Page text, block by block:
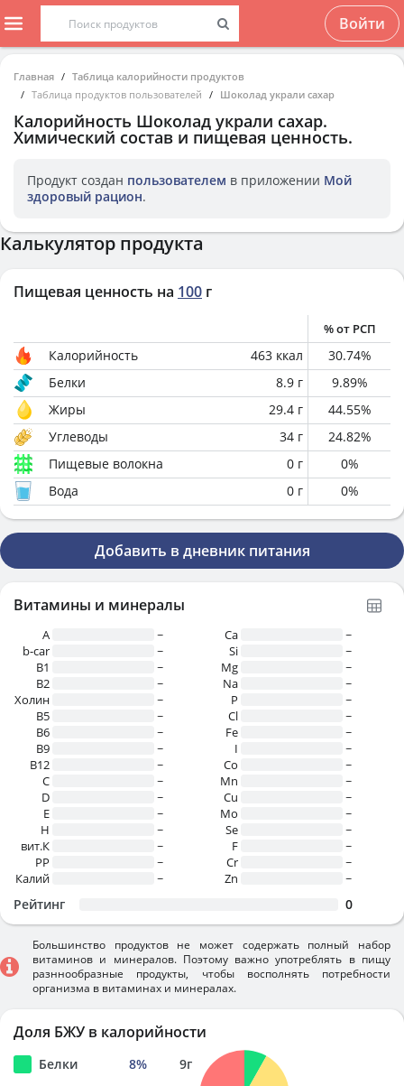
Войти
Главная
Таблица калорийности продуктов
Таблица продуктов пользователей
Шоколад украли сахар
Калорийность Шоколад украли сахар.
Химический состав и пищевая ценность.
Продукт создан пользователем в приложении Мой
здоровый рацион.
Калькулятор продукта
Пищевая ценность на 100 г
% от РСП
Калорийность 463 ккал 30.74%
Белки
8.9 г 9.89%
Жиры
29.4 г 44.55%
Углеводы
34 г 24.82%
Пищевые волокна
0 г 0%
Вода
0 г 0%
Добавить в дневник питания
Витамины и минералы
A
~
b-car
~
В1
~
B2
~
Холин
~
B5
~
B6
~
B9
~
B12
~
C
~
D
~
E
~
H
~
вит.К
~
PP
~
Калий
~
Ca
~
Si
~
Mg
~
Na
~
P
~
Cl
~
Fe
~
I
~
Co
~
Mn
~
Cu
~
Mo
~
Se
~
F
~
Cr
~
Zn
~
Рейтинг 0
Большинство продуктов не может содержать полный набор
витаминов и минералов. Поэтому важно употреблять в пищу
разннообразные продукты, чтобы восполнять потребности
организма в витаминах и минералах.
Доля БЖУ в калорийности
Белки 8% 9г